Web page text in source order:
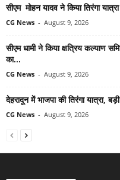
सीएम मोहन यादव ने किया तिरंगा
CG News - August 9, 2026
सीएम धामी ने किया क्षत्रिय कल्याण
का...
CG News - August 9, 2026
देहरादून में भाजपा की तिरंगा यात्रा,
CG News - August 9, 2026